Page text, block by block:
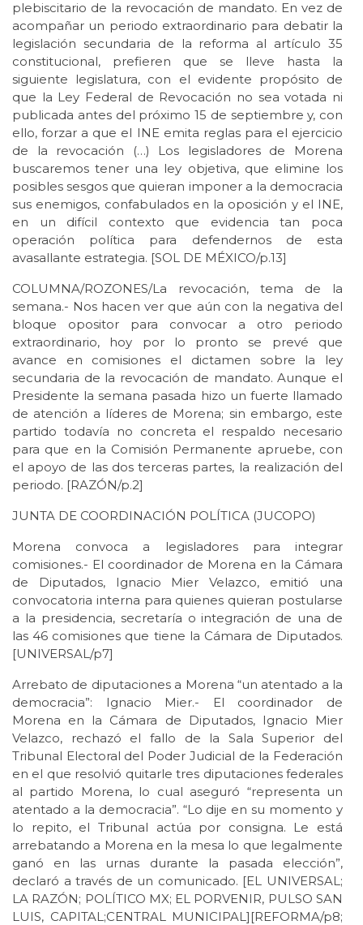
plebiscitario de la revocación de mandato. En vez de
acompañar un periodo extraordinario para debatir la
legislación secundaria de la reforma al artículo 35
constitucional, prefieren que se lleve hasta la
siguiente legislatura, con el evidente propósito de
que la Ley Federal de Revocación no sea votada ni
publicada antes del próximo 15 de septiembre y, con
ello, forzar a que el INE emita reglas para el ejercicio
de la revocación (…) Los legisladores de Morena
buscaremos tener una ley objetiva, que elimine los
posibles sesgos que quieran imponer a la democracia
sus enemigos, confabulados en la oposición y el INE,
en un difícil contexto que evidencia tan poca
operación política para defendernos de esta
avasallante estrategia. [SOL DE MÉXICO/p.13]
COLUMNA/ROZONES/La revocación, tema de la
semana.- Nos hacen ver que aún con la negativa del
bloque opositor para convocar a otro periodo
extraordinario, hoy por lo pronto se prevé que
avance en comisiones el dictamen sobre la ley
secundaria de la revocación de mandato. Aunque el
Presidente la semana pasada hizo un fuerte llamado
de atención a líderes de Morena; sin embargo, este
partido todavía no concreta el respaldo necesario
para que en la Comisión Permanente apruebe, con
el apoyo de las dos terceras partes, la realización del
periodo. [RAZÓN/p.2]
JUNTA DE COORDINACIÓN POLÍTICA (JUCOPO)
Morena convoca a legisladores para integrar
comisiones.- El coordinador de Morena en la Cámara
de Diputados, Ignacio Mier Velazco, emitió una
convocatoria interna para quienes quieran postularse
a la presidencia, secretaría o integración de una de
las 46 comisiones que tiene la Cámara de Diputados.
[UNIVERSAL/p7]
Arrebato de diputaciones a Morena “un atentado a la
democracia”: Ignacio Mier.- El coordinador de
Morena en la Cámara de Diputados, Ignacio Mier
Velazco, rechazó el fallo de la Sala Superior del
Tribunal Electoral del Poder Judicial de la Federación
en el que resolvió quitarle tres diputaciones federales
al partido Morena, lo cual aseguró “representa un
atentado a la democracia”. “Lo dije en su momento y
lo repito, el Tribunal actúa por consigna. Le está
arrebatando a Morena en la mesa lo que legalmente
ganó en las urnas durante la pasada elección”,
declaró a través de un comunicado. [EL UNIVERSAL;
LA RAZÓN; POLÍTICO MX; EL PORVENIR, PULSO SAN
LUIS, CAPITAL;CENTRAL MUNICIPAL][REFORMA/p8;